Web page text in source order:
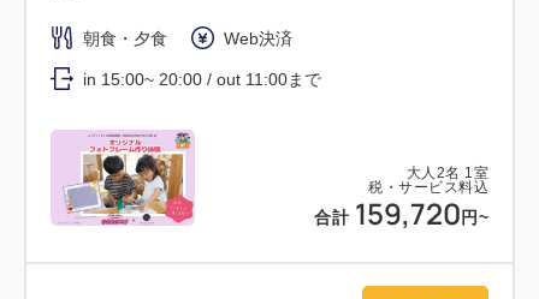
大人 2名 1 室
税・サービス料込
合計 159,720 円~
朝食・夕食 Web決済
in 15:00~ 20:00 / out 11:00まで